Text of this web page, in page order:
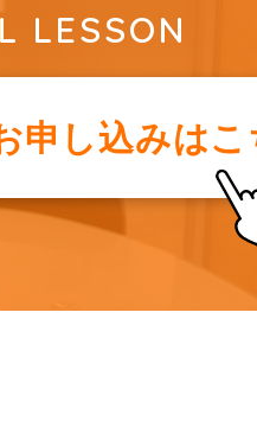
LESSON
申し込みは